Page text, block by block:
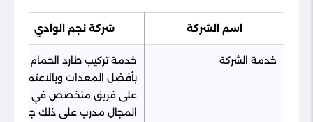
اسم الشركة شركة نجم الوادي
خدمة الشركة
خدمة تركيب طارد الحمام
بأفضل المعدات وبالاعتماد
على فريق متخصص في
المجال مدرب على ذلك جيدًا